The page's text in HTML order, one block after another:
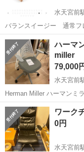
水天宮前
バランスイージー 通常
ークブラウン 1年半ほど
ーを取り外して洗濯可能で
東京 中央区
ハーマ
miller
79,000
水天宮前
Herman Miller ハーマンミラーのセイル
月程使用しましたが、出
とても少ないです。保証
出品します。 ...
東京 中央区 水天
ワーク
0円
水天宮前